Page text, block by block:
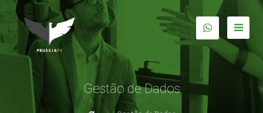
Gestão de Dados